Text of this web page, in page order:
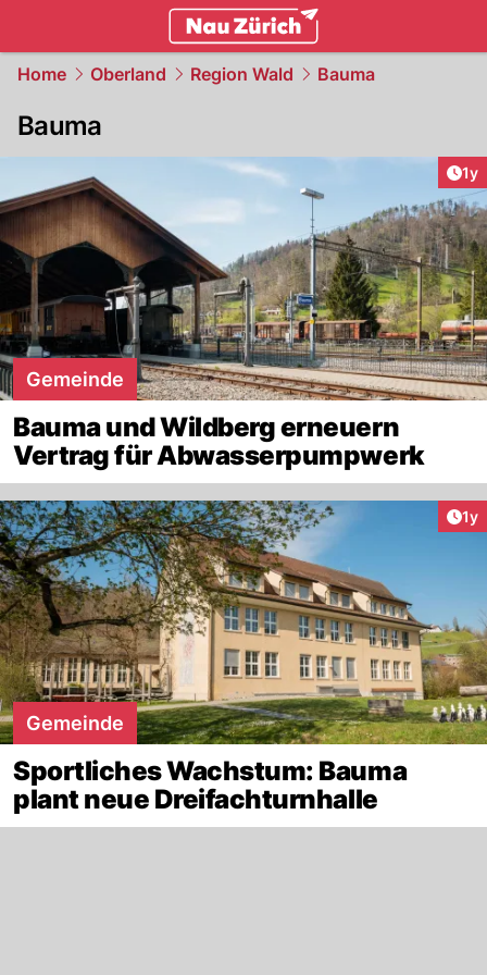
Home Oberland Region Wald Bauma
Bauma
1y
Gemeinde
Bauma und Wildberg erneuern
Vertrag für Abwasserpumpwerk
1y
Gemeinde
Sportliches Wachstum: Bauma
plant neue Dreifachturnhalle